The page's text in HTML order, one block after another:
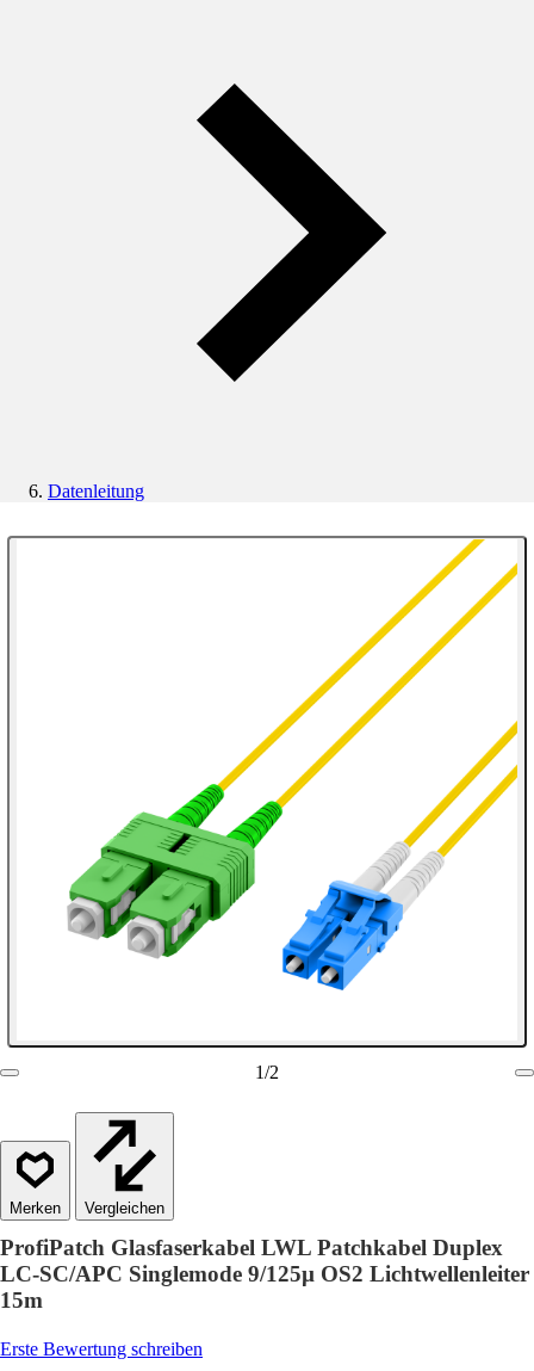
Datenleitung
1/2
Vergleichen
ProfiPatch Glasfaserkabel LWL Patchkabel Duplex
LC-SC/APC Singlemode 9/125µ OS2 Lichtwellenleiter
15m
Erste Bewertung schreiben